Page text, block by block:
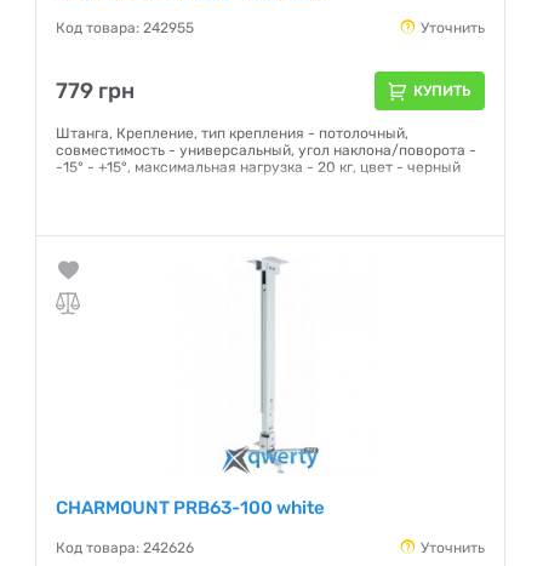
Код товара: 242955 Уточнить
779 грн КУПИТЬ
Штанга, Крепление, тип крепления - потолочный,
совместимость - универсальный, угол наклона/поворота -
-15° - +15°, максимальная нагрузка - 20 кг, цвет - черный
CHARMOUNT PRB63-100 white
Код товара: 242626 Уточнить